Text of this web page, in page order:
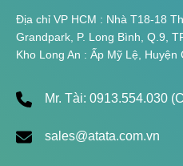
Địa chỉ VP HCM : Nhà T18-18
Grandpark, P. Long Bình, Q.9,
Kho Long An : Ấp Mỹ Lệ, Huyện
Mr. Tài: 0913.554.030
sales@atata.com.vn